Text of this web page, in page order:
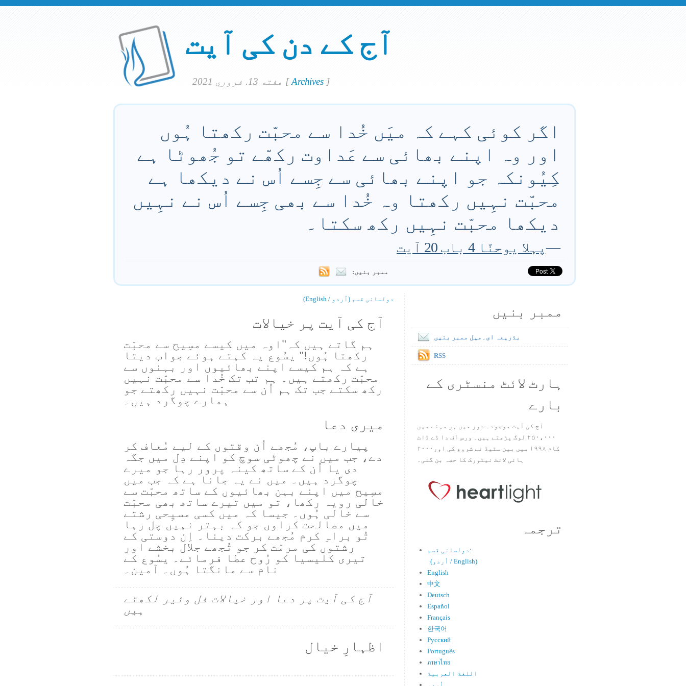
آج کے دن کی آیت
[Archives ]
اگر کوئی کہے کہ میَں خُدا سے محبّت رکھتا ہُوں
اور وہ اپنے بھائی سے عَداوت رکھّے تو جُھوٹا ہے
کِیُونکہ جو اپنے بھائی سے جِسے اُس نے دیکھا ہے
محبّت نہِیں رکھتا وہ خُدا سے بھی جِسے اُس نے نہِیں
دیکھا محبّت نہِیں رکھ سکتا۔
—پہلا یوحنّا 4 باب 20 آیت
ممبر بنیں:
دولسانی قسم (اُردو / English)
آج کی آیت پر خیالات
ہم گاتے ہیں کہ"اوہ میں کیسے مسِیح سے محبّت
رکھتا ہُوں!" یسُوع یہ کہتے ہوئے جواب دیتا
ہے کہ ہم کیسے اپنے بھائیوں اور بہنوں سے
محبّت رکھتے ہیں۔ ہم تب تک خُدا سے محبّت نہیں
رکھ سکتے جب تک ہم اُن سے محبّت نہیں رکھتے جو
ہمارے چوگرد ہیں۔
میری دعا
پیارے باپ، مُجھے اُن وقتوں کے لیے مُعاف کر
دے، جب میں نے چھوٹی سوچ کو اپنے دِل میں جگہ
دی یا اُن کے ساتھ کینہ پرور رہا جو میرے
چوگرد ہیں۔ میں نے یہ جانا ہے کہ جب میں
مسِیح میں اپنے بہن بھائیوں کے ساتھ محبّت سے
خالی رویہ رکھا، تو میں تیرے ساتھ بھی محبّت
سے خالی ہُوں۔ جیسا کہ میں کسی مسیِحی رشتے
میں مصالحت کراوں جو کہ بہتر نہیں چل رہا
تُو براہِ کرم مُجھے برکت دینا۔ اِن دوستی کے
رشتوں کی مرمّت کر جو تُجھے جلال بخشے اور
تیری کلیسیا کو رُوح عطا فرمائے۔ یسُوع کے
نام سے مانگتا ہُوں۔ آمین۔
آج کی آیت پر دعا اور خیالات فل وئیر لکھتے
ہیں
اظہارِ خیال
ممبر بنیں
بذریعہ ای۔میل ممبر بنیں
RSS
ہارٹ لائٹ منسٹری کے
بارے
آج کی آیت موجودہ دور میں ہر مہنے میں
۲۵۰،۰۰۰ لوگ پڑھتے ہیں۔ ورس آف دا ڈے ڈاٹ
کام ۱۹۹۸ میں بین سٹیڈ نے شروع کی اور۲۰۰۰
ہائی لائٹ نیٹورک کا حصہ بن گئی۔
ترجمہ
دولسانی قسم:
(اُردو / English)
English
中文
Deutsch
Español
Français
한국어
Русский
Português
ภาษาไทย
اللغة العربية